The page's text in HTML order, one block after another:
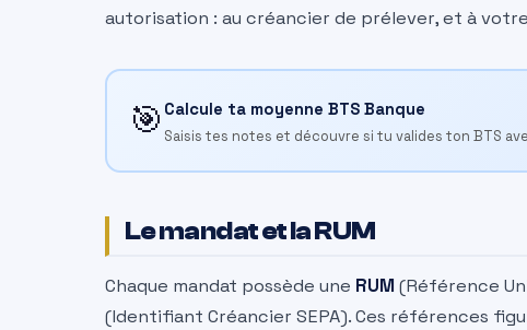
autorisation : au créancier de prélever, et à votre
🎯 Calcule ta moyenne BTS Banque
Saisis tes notes et découvre si tu valides ton BTS
Le mandat et la RUM
Chaque mandat possède une RUM (Référence
(Identifiant Créancier SEPA). Ces références